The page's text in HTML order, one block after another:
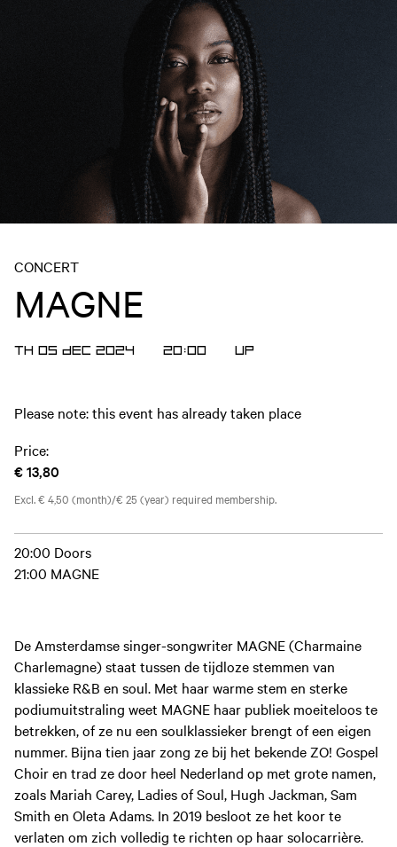
CONCERT
MAGNE
TH 05 DEC 2024 20:00 UP
Please note: this event has already taken place
Price:
€ 13,80
Excl. € 4,50 (month)/€ 25 (year) required membership.
20:00 Doors
21:00 MAGNE
De Amsterdamse singer-songwriter MAGNE (Charmaine
Charlemagne) staat tussen de tijdloze stemmen van
klassieke R&B en soul. Met haar warme stem en sterke
podiumuitstraling weet MAGNE haar publiek moeiteloos te
betrekken, of ze nu een soulklassieker brengt of een eigen
nummer. Bijna tien jaar zong ze bij het bekende ZO! Gospel
Choir en trad ze door heel Nederland op met grote namen,
zoals Mariah Carey, Ladies of Soul, Hugh Jackman, Sam
Smith en Oleta Adams. In 2019 besloot ze het koor te
verlaten om zich volledig te richten op haar solocarrière.